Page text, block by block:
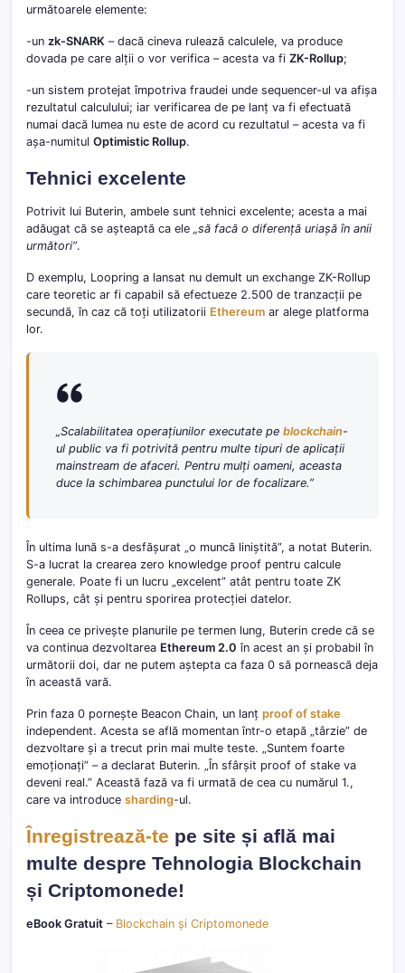
următoarele elemente:
-un zk-SNARK – dacă cineva rulează calculele, va produce
dovada pe care alții o vor verifica – acesta va fi ZK-Rollup;
-un sistem protejat împotriva fraudei unde sequencer-ul va afișa
rezultatul calculului; iar verificarea de pe lanț va fi efectuată
numai dacă lumea nu este de acord cu rezultatul – acesta va fi
așa-numitul Optimistic Rollup.
Tehnici excelente
Potrivit lui Buterin, ambele sunt tehnici excelente; acesta a mai
adăugat că se așteaptă ca ele „să facă o diferență uriașă în anii
următori”.
D exemplu, Loopring a lansat nu demult un exchange ZK-Rollup
care teoretic ar fi capabil să efectueze 2.500 de tranzacții pe
secundă, în caz că toți utilizatorii Ethereum ar alege platforma
lor.
„Scalabilitatea operațiunilor executate peblockchain-
ul public va fi potrivită pentru multe tipuri de aplicații
mainstream de afaceri. Pentru mulți oameni, aceasta
duce la schimbarea punctului lor de focalizare.”
În ultima lună s-a desfășurat „o muncă liniștită”, a notat Buterin.
S-a lucrat la crearea zero knowledge proof pentru calcule
generale. Poate fi un lucru „excelent” atât pentru toate ZK
Rollups, cât și pentru sporirea protecției datelor.
În ceea ce privește planurile pe termen lung, Buterin crede că se
va continua dezvoltarea Ethereum 2.0 în acest an și probabil în
următorii doi, dar ne putem aștepta ca faza 0 să pornească deja
în această vară.
Prin faza 0 pornește Beacon Chain, un lanț proof of stake
independent. Acesta se află momentan într-o etapă „târzie” de
dezvoltare și a trecut prin mai multe teste. „Suntem foarte
emoționați” – a declarat Buterin. „În sfârșit proof of stake va
deveni real.” Această fază va fi urmată de cea cu numărul 1.,
care va introduce sharding-ul.
Înregistrează-te pe site și află mai
multe despre Tehnologia Blockchain
și Criptomonede!
eBook Gratuit – Blockchain și Criptomonede